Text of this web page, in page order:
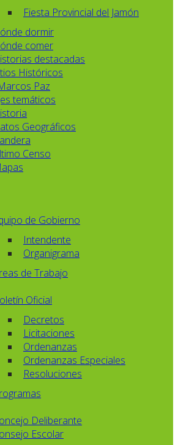
Fiesta Provincial del Jamón
dormir
comer
destacadas
Históricos
Paz
temáticos
Geográficos
Censo
de Gobierno
Intendente
Organigrama
de Trabajo
Oficial
Decretos
Licitaciones
Ordenanzas
Ordenanzas Especiales
Resoluciones
Deliberante
Escolar